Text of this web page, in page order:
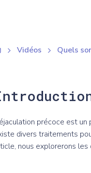
Vidéos Quels
précoce est
divers traitements
nous explorerons